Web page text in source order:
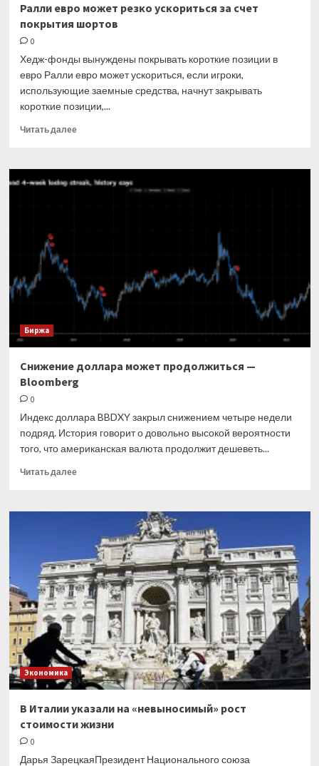
Ралли евро может резко ускориться за счет
покрытия шортов
0
Хедж-фонды вынуждены покрывать короткие позиции в
евро Ралли евро может ускориться, если игроки,
использующие заемные средства, начнут закрывать
короткие позиции,...
Читать далееПрочитать
Ралли
евро
Биржа
Снижение доллара может продолжиться —
Bloomberg
0
Индекс доллара BBDXY закрыл снижением четыре недели
подряд. История говорит о довольно высокой вероятности
того, что американская валюта продолжит дешеветь...
Читать далееПрочитать
Снижение
может
продолжиться
—
Bloomberg
Экономика
В Италии указали на «невыносимый» рост
стоимости жизни
0
Дарья ЗарецкаяПрезидент Национального союза